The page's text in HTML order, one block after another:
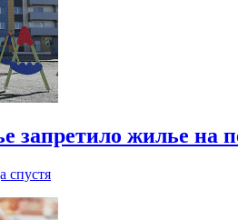
запретило жилье на
спустя